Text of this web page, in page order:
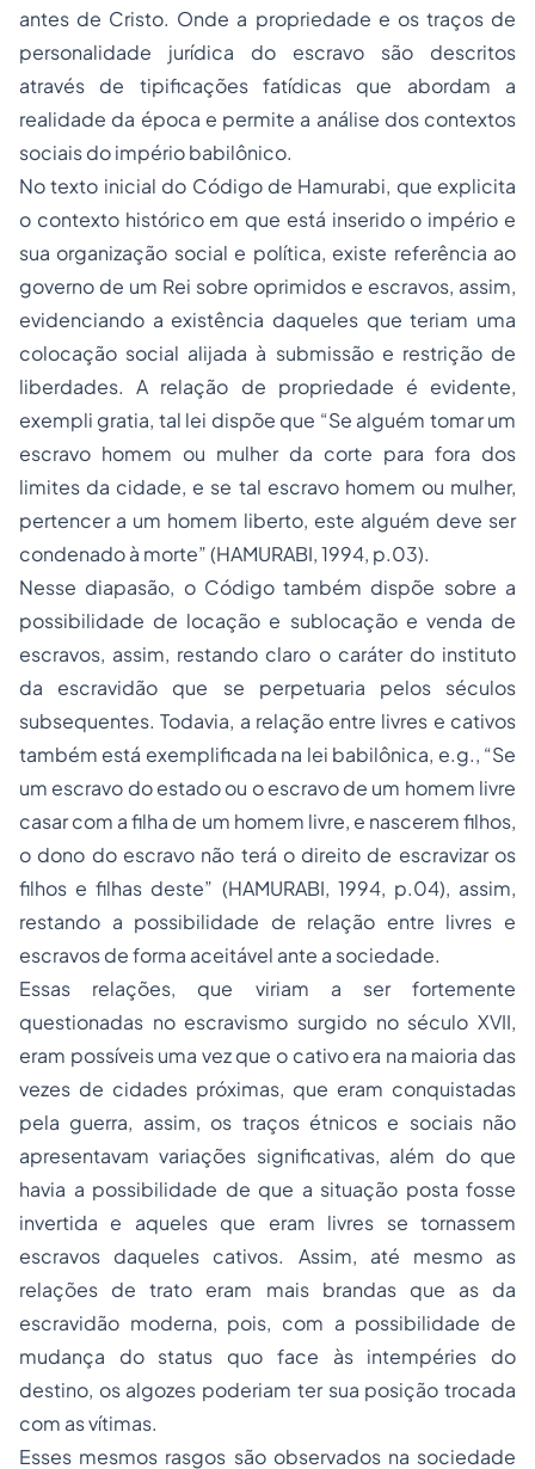
antes de Cristo. Onde a propriedade e os traços de
personalidade jurídica do escravo são descritos
através de tipificações fatídicas que abordam a
realidade da época e permite a análise dos contextos
sociais do império babilônico.
No texto inicial do Código de Hamurabi, que explicita
o contexto histórico em que está inserido o império e
sua organização social e política, existe referência ao
governo de um Rei sobre oprimidos e escravos, assim,
evidenciando a existência daqueles que teriam uma
colocação social alijada à submissão e restrição de
liberdades. A relação de propriedade é evidente,
exempli gratia, tal lei dispõe que “Se alguém tomar um
escravo homem ou mulher da corte para fora dos
limites da cidade, e se tal escravo homem ou mulher,
pertencer a um homem liberto, este alguém deve ser
condenado à morte” (HAMURABI, 1994, p.03).
Nesse diapasão, o Código também dispõe sobre a
possibilidade de locação e sublocação e venda de
escravos, assim, restando claro o caráter do instituto
da escravidão que se perpetuaria pelos séculos
subsequentes. Todavia, a relação entre livres e cativos
também está exemplificada na lei babilônica, e.g., “Se
um escravo do estado ou o escravo de um homem livre
casar com a filha de um homem livre, e nascerem filhos,
o dono do escravo não terá o direito de escravizar os
filhos e filhas deste” (HAMURABI, 1994, p.04), assim,
restando a possibilidade de relação entre livres e
escravos de forma aceitável ante a sociedade.
Essas relações, que viriam a ser fortemente
questionadas no escravismo surgido no século XVII,
eram possíveis uma vez que o cativo era na maioria das
vezes de cidades próximas, que eram conquistadas
pela guerra, assim, os traços étnicos e sociais não
apresentavam variações significativas, além do que
havia a possibilidade de que a situação posta fosse
invertida e aqueles que eram livres se tornassem
escravos daqueles cativos. Assim, até mesmo as
relações de trato eram mais brandas que as da
escravidão moderna, pois, com a possibilidade de
mudança do status quo face às intempéries do
destino, os algozes poderiam ter sua posição trocada
com as vítimas.
Esses mesmos rasgos são observados na sociedade